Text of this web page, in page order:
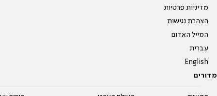
מדיניות פרטיות
הצהרת נגישות
המייל האדום
עברית
English
מדורים